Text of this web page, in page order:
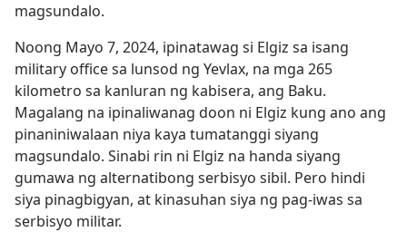
magsundalo.
Noong Mayo 7, 2024, ipinatawag si Elgiz sa isang
military office sa lunsod ng Yevlax, na mga 265
kilometro sa kanluran ng kabisera, ang Baku.
Magalang na ipinaliwanag doon ni Elgiz kung ano ang
pinaniniwalaan niya kaya tumatanggi siyang
magsundalo. Sinabi rin ni Elgiz na handa siyang
gumawa ng alternatibong serbisyo sibil. Pero hindi
siya pinagbigyan, at kinasuhan siya ng pag-iwas sa
serbisyo militar.